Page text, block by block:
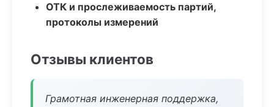
ОТК и прослеживаемость партий,
протоколы измерений
Отзывы клиентов
Грамотная инженерная поддержка,